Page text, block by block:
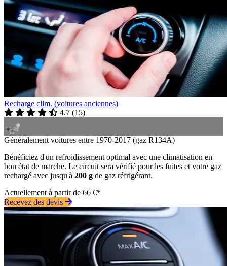
Recharge clim. (voitures anciennes)
4.7 (15)
Généralement voitures entre 1970-2017 (gaz R134A)
Bénéficiez d'un refroidissement optimal avec une climatisation en
bon état de marche. Le circuit sera vérifié pour les fuites et votre gaz
rechargé avec jusqu'à 200 g de gaz réfrigérant.
Actuellement à partir de 66 €*
Recevez des devis